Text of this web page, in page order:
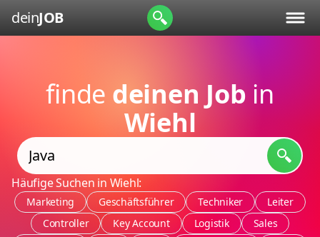
deinJOB
finde deinen Job in
Wiehl
Häufige Suchen in Wiehl:
Marketing Geschäftsführer Techniker
Leiter
Controller
Key Account Logistik
Sales